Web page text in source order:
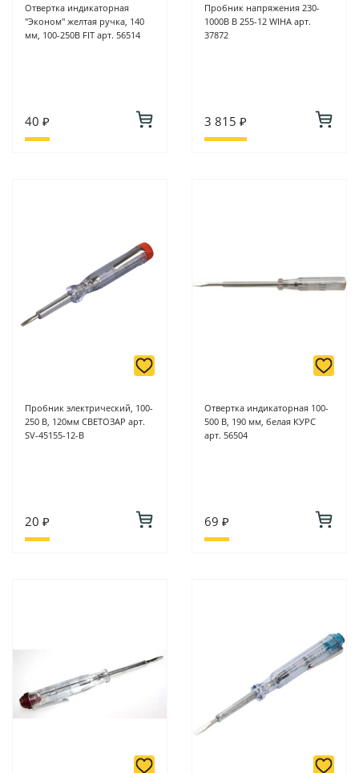
Отвертка индикаторная
"Эконом" желтая ручка, 140
мм, 100-250В FIT арт. 56514
40 ₽
Пробник напряжения 230-
1000В B 255-12 WIHA арт.
37872
3 815 ₽
Пробник электрический, 100-
250 В, 120мм СВЕТОЗАР арт.
SV-45155-12-В
20 ₽
Отвертка индикаторная 100-
500 В, 190 мм, белая КУРС
арт. 56504
69 ₽